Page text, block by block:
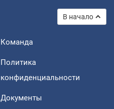
В начало
Команда
Политика
конфиденциальности
Документы